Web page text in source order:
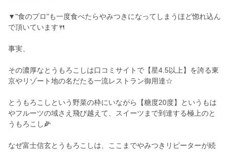
▼"食のプロ"も一度食べたらやみつきになってしまうほど惚れ込ん
で頂いています🍴
事実、
その濃厚なとうもろこしは口コミサイトで【星4.5以上】を誇る東
京やリゾート地の名だたる一流レストラン御用達☆
とうもろこしという野菜の枠にいながら【糖度20度】というもは
やフルーツの域さえ飛び越えて、スイーツまで到達する極上のと
うもろこし🌽
なぜ富士信玄とうもろこしは、ここまでやみつきリピーターが続